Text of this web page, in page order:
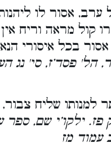
אסור לו
קול מראה וריח
בכל איסורי
הל' פסד’ז, סי' נג
שליח צבור,
פז. ילקו’י שם, ספר
עמוד מז